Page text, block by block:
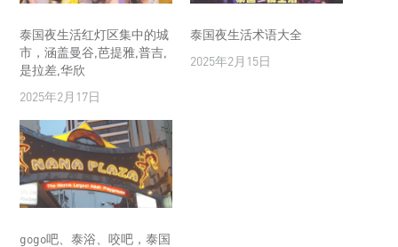
泰国夜生活红灯区集中的城
市，涵盖曼谷,芭提雅,普吉,
是拉差,华欣
2025年2月17日
泰国夜生活术语大全
2025年2月15日
gogo吧、泰浴、咬吧，泰国